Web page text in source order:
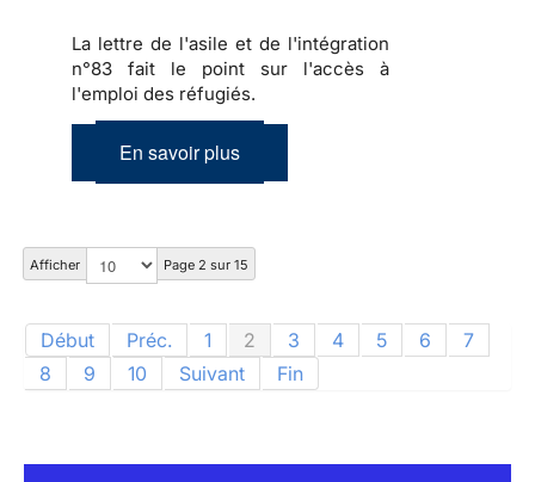
La lettre de l'asile et de l'intégration
n°83 fait le point sur l'accès à
l'emploi des réfugiés.
En savoir plus
Afficher Page 2 sur 15
Début Préc. 1 2 3 4 5 6
7
8
9 10 Suivant Fin